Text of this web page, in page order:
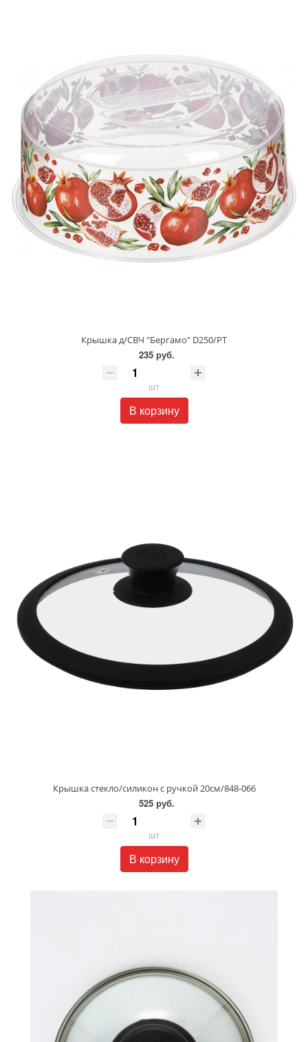
Крышка д/СВЧ "Бергамо" D250/РТ
235 руб.
шт
В корзину
Крышка стекло/силикон с ручкой 20см/848-066
525 руб.
шт
В корзину